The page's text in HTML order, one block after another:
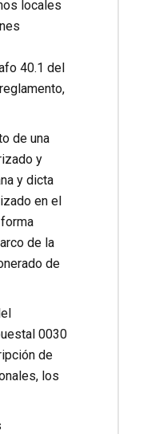
locales
40.1 del
de una
y
y dicta
en el
de la
de
0030
de
los